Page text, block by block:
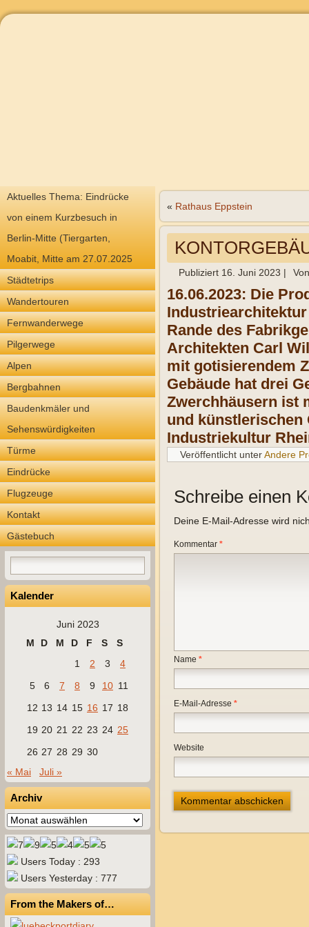
Aktuelles Thema: Eindrücke
von einem Kurzbesuch in
Berlin-Mitte (Tiergarten,
Moabit, Mitte am 27.07.2025
Städtetrips
Wandertouren
Fernwanderwege
Pilgerwege
Alpen
Bergbahnen
Baudenkmäler und
Sehenswürdigkeiten
Türme
Eindrücke
Flugzeuge
Kontakt
Gästebuch
Kalender
Juni 2023
M
D M D F S
S
1
2 3
4
5
6 7 8 9 10 11
12 13 14 15 16 17 18
19 20 21 22 23 24 25
26 27 28 29 30
« Mai
Juli »
Archiv
Archiv
Users Today : 293
Users Yesterday : 777
From the Makers of…
« Rathaus Eppstein
Publiziert 16. Juni 2023 | Von
16.06.2023: Die
Industriearchitektur
Rande des
Architekten Carl
mit gotisierendem
Gebäude hat drei
Zwerchhäusern ist
und künstlerischen
Industriekultur
Veröffentlicht unterAndere
Schreibe einen
Deine E-Mail-Adresse wird
Kommentar *
Name *
E-Mail-Adresse *
Website